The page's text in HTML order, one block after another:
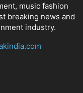
music fashion
breaking news and
industry.